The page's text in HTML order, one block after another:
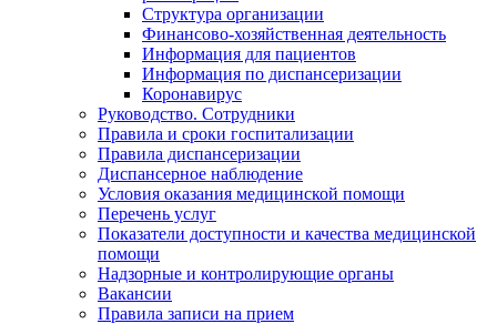
Структура организации
Финансово-хозяйственная деятельность
Информация для пациентов
Информация по диспансеризации
Коронавирус
Руководство. Сотрудники
Правила и сроки госпитализации
Правила диспансеризации
Диспансерное наблюдение
Условия оказания медицинской помощи
Перечень услуг
Показатели доступности и качества медицинской
помощи
Надзорные и контролирующие органы
Вакансии
Правила записи на прием